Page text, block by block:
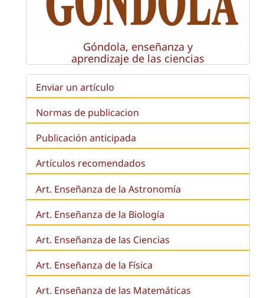
Góndola, enseñanza y
aprendizaje de las ciencias
Enviar un artículo
Normas de publicacion
Publicación anticipada
Artículos recomendados
Art. Enseñanza de la Astronomía
Art. Enseñanza de la Biología
Art. Enseñanza de las Ciencias
Art. Enseñanza de la Física
Art. Enseñanza de las Matemáticas